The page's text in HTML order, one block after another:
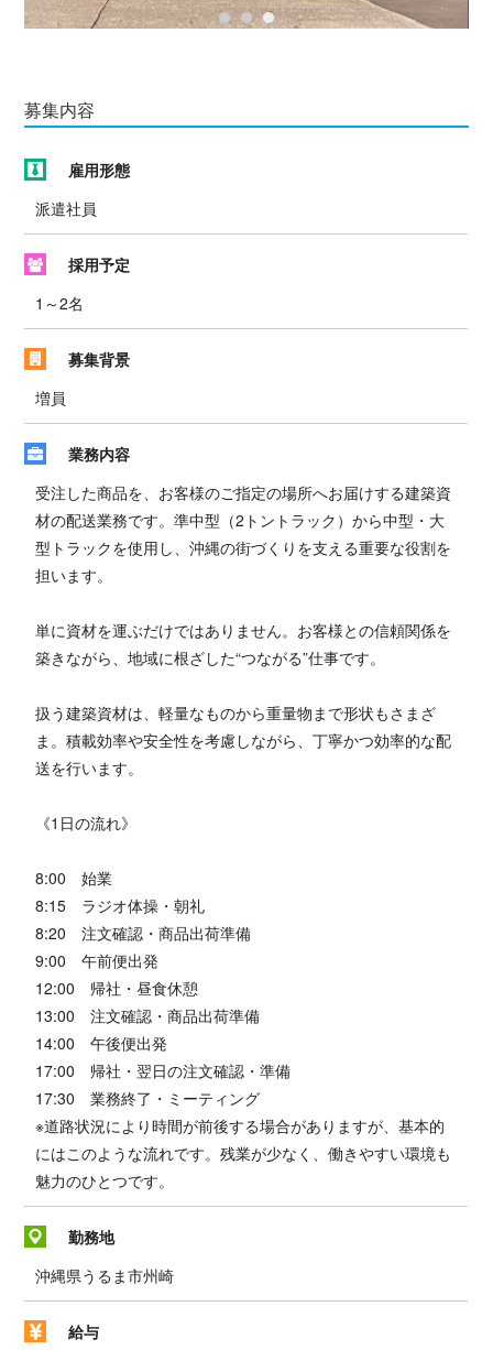
募集内容
雇用形態
派遣社員
採用予定
1～2名
募集背景
増員
業務内容
受注した商品を、お客様のご指定の場所へお届けする建築資
材の配送業務です。準中型（2トントラック）から中型・大
型トラックを使用し、沖縄の街づくりを支える重要な役割を
担います。
単に資材を運ぶだけではありません。お客様との信頼関係を
築きながら、地域に根ざした“つながる”仕事です。
扱う建築資材は、軽量なものから重量物まで形状もさまざ
ま。積載効率や安全性を考慮しながら、丁寧かつ効率的な配
送を行います。
《1日の流れ》
8:00 始業
8:15 ラジオ体操・朝礼
8:20 注文確認・商品出荷準備
9:00 午前便出発
12:00 帰社・昼食休憩
13:00 注文確認・商品出荷準備
14:00 午後便出発
17:00 帰社・翌日の注文確認・準備
17:30 業務終了・ミーティング
※道路状況により時間が前後する場合がありますが、基本的
にはこのような流れです。残業が少なく、働きやすい環境も
魅力のひとつです。
勤務地
沖縄県うるま市州崎
給与